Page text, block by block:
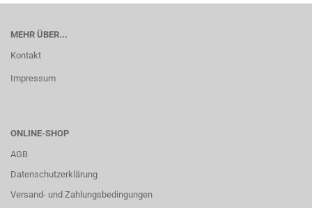
MEHR ÜBER...
Kontakt
Impressum
ONLINE-SHOP
AGB
Datenschutzerklärung
Versand- und Zahlungsbedingungen